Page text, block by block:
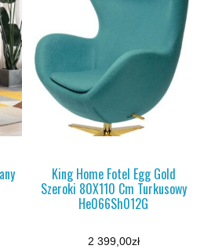
King Home Fotel Egg Gold
Szeroki 80X110 Cm Turkusowy
He066Sh012G
2 399,00zł